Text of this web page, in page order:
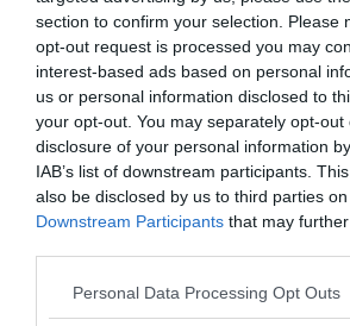
section to confirm your selection. Please
opt-out request is processed you may
interest-based ads based on personal
us or personal information disclosed to
your opt-out. You may separately opt-
disclosure of your personal information
IAB’s list of downstream participants.
also be disclosed by us to third parties
Downstream Participants that may
Personal Data Processing Opt Outs
Trovi QUI i kit da
close
CTALABEL##